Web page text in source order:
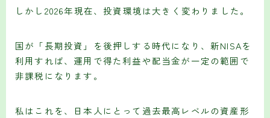
しかし2026年現在、投資環境は大きく変わりました。
国が「長期投資」を後押しする時代になり、新NISAを
利用すれば、運用で得た利益や配当金が一定の範囲で
非課税になります。
私はこれを、日本人にとって過去最高レベルの資産形